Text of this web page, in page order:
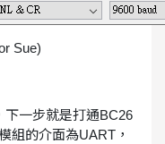
Sue)
一步就是打通BC26
組的介面為UART，